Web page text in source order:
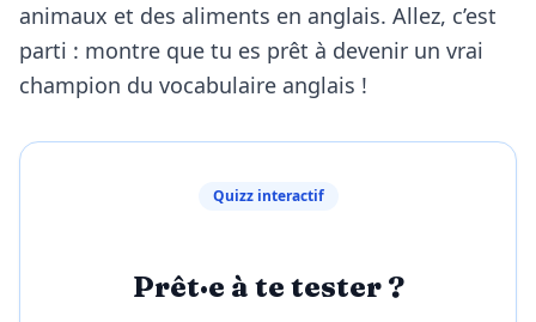
animaux et des aliments en anglais. Allez, c’est
parti : montre que tu es prêt à devenir un vrai
champion du vocabulaire anglais !
Quizz interactif
Prêt·e à te tester ?